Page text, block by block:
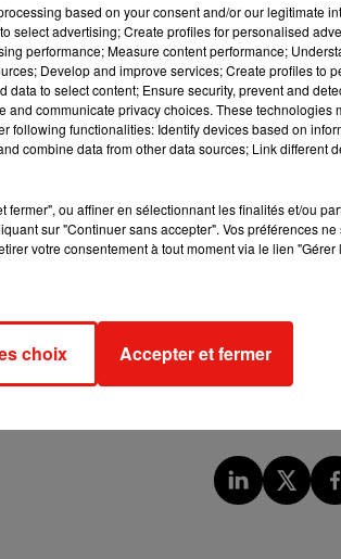
et notamment celui au bois. La qualité de
que sur le Val de Loire ce jeudi.
Il s’agit d’une initiative nationale,
à Tours, Orléans Angers ou encore au
Versailles. Chambord enregistre un
par rapport à 2022. Notez qu’en
Rideau a tiré son épingle du jeu avec une
based on your consent and/or our legitimate
select advertising; Create profiles for personalised
performance; Measure content performance;
Develop and improve services; Create profiles to
to select content; Ensure security, prevent and
and communicate privacy choices. These technologies
following functionalities: Identify devices based on
combine data from other data sources; Link different
fermer", ou affiner en sélectionnant les finalités et/ou
sur "Continuer sans accepter". Vos préférences
votre consentement à tout moment via le lien
choix Accepter et fermer